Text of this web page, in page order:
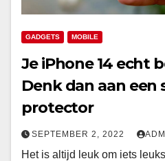
GADGETS MOBILE
Je iPhone 14 echt
Denk dan aan een
protector
SEPTEMBER 2, 2022
Het is altijd leuk om iets